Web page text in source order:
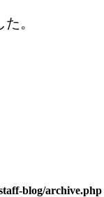
。
blog/archive.php